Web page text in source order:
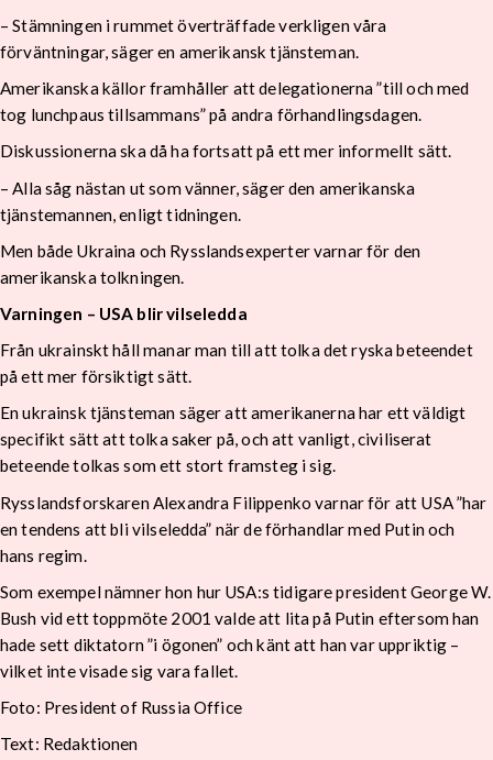
– Stämningen i rummet överträffade verkligen våra
förväntningar, säger en amerikansk tjänsteman.
Amerikanska källor framhåller att delegationerna ”till och med
tog lunchpaus tillsammans” på andra förhandlingsdagen.
Diskussionerna ska då ha fortsatt på ett mer informellt sätt.
– Alla såg nästan ut som vänner, säger den amerikanska
tjänstemannen, enligt tidningen.
Men både Ukraina och Rysslandsexperter varnar för den
amerikanska tolkningen.
Varningen – USA blir vilseledda
Från ukrainskt håll manar man till att tolka det ryska beteendet
på ett mer försiktigt sätt.
En ukrainsk tjänsteman säger att amerikanerna har ett väldigt
specifikt sätt att tolka saker på, och att vanligt, civiliserat
beteende tolkas som ett stort framsteg i sig.
Rysslandsforskaren Alexandra Filippenko varnar för att USA ”har
en tendens att bli vilseledda” när de förhandlar med Putin och
hans regim.
Som exempel nämner hon hur USA:s tidigare president George W.
Bush vid ett toppmöte 2001 valde att lita på Putin eftersom han
hade sett diktatorn ”i ögonen” och känt att han var uppriktig –
vilket inte visade sig vara fallet.
Foto: President of Russia Office
Text: Redaktionen